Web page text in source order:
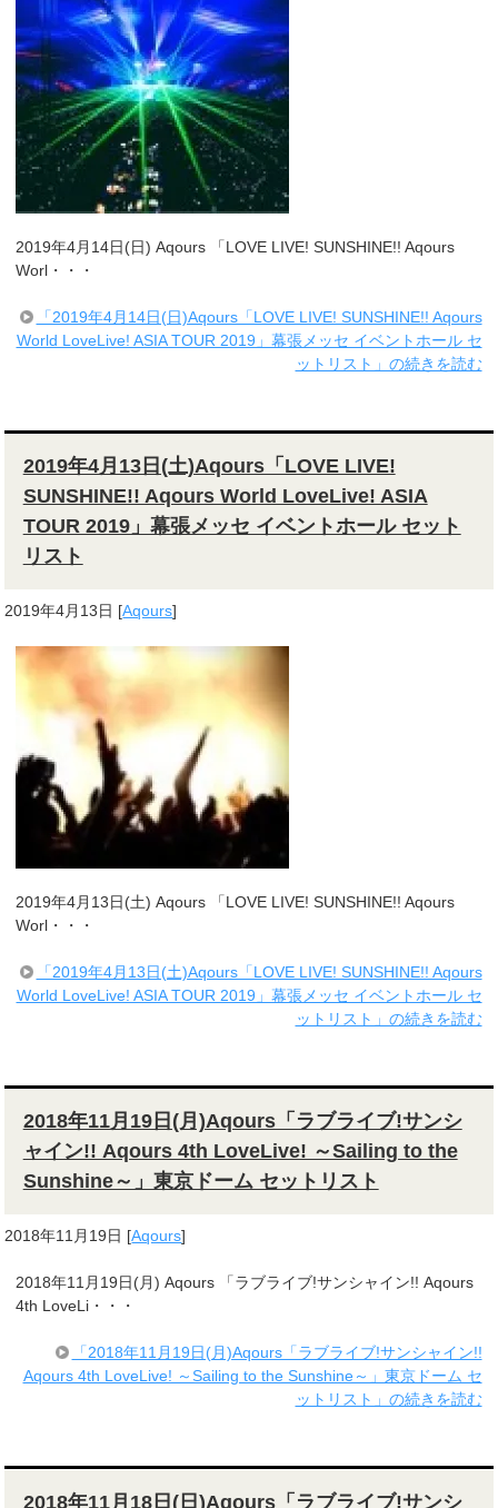
2019年4月14日(日) Aqours 「LOVE LIVE! SUNSHINE!! Aqours
Worl・・・
「2019年4月14日(日)Aqours「LOVE LIVE! SUNSHINE!! Aqours
World LoveLive! ASIA TOUR 2019」幕張メッセ イベントホール セ
ットリスト」の続きを読む
2019年4月13日(土)Aqours「LOVE LIVE!
SUNSHINE!! Aqours World LoveLive! ASIA
TOUR 2019」幕張メッセ イベントホール セット
リスト
2019年4月13日 [Aqours]
2019年4月13日(土) Aqours 「LOVE LIVE! SUNSHINE!! Aqours
Worl・・・
「2019年4月13日(土)Aqours「LOVE LIVE! SUNSHINE!! Aqours
World LoveLive! ASIA TOUR 2019」幕張メッセ イベントホール セ
ットリスト」の続きを読む
2018年11月19日(月)Aqours「ラブライブ!サンシ
ャイン!! Aqours 4th LoveLive! ～Sailing to the
Sunshine～」東京ドーム セットリスト
2018年11月19日 [Aqours]
2018年11月19日(月) Aqours 「ラブライブ!サンシャイン!! Aqours
4th LoveLi・・・
「2018年11月19日(月)Aqours「ラブライブ!サンシャイン!!
Aqours 4th LoveLive! ～Sailing to the Sunshine～」東京ドーム セ
ットリスト」の続きを読む
2018年11月18日(日)Aqours「ラブライブ!サンシ